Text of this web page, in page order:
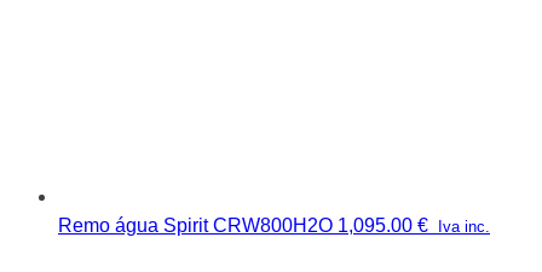
Remo água Spirit CRW800H2O 1,095.00 € Iva inc.